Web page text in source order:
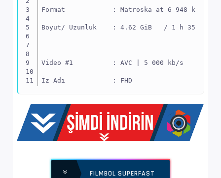
Format            : Matroska at 6 948 kb/s
Boyut/ Uzunluk    : 4.62 GiB   / 1 h 35 min 7
Video #1          : AVC | 5 000 kb/s
İz Adı            : FHD
Yapı              : V_MPEG4/ISO/AVC ->
Ses Profili       : Dolby Digital Plus
FILMBOL SUPERFAST